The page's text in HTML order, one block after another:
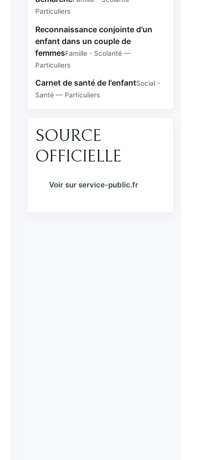
Particuliers
Reconnaissance conjointe d'un
enfant dans un couple de
femmesFamille - Scolarité —
Particuliers
Carnet de santé de l'enfantSocial -
Santé — Particuliers
SOURCE
OFFICIELLE
Voir sur service-public.fr